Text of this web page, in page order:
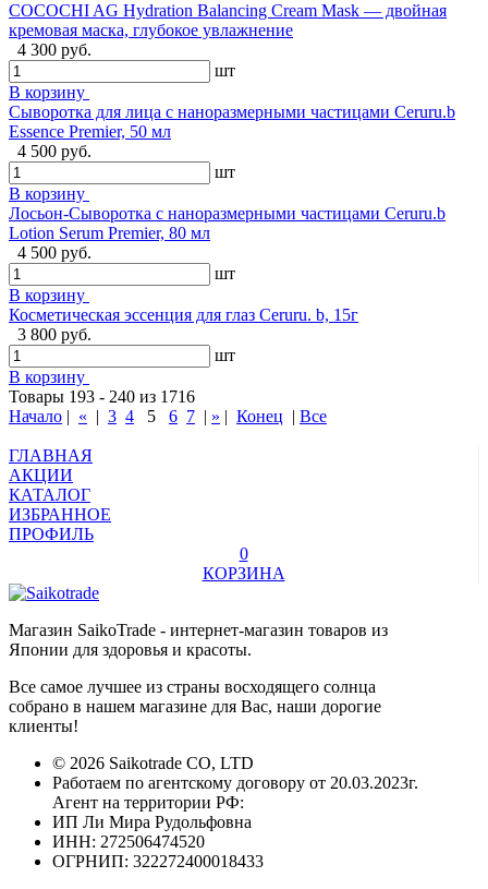
COCOCHI AG Hydration Balancing Cream Mask — двойная
кремовая маска, глубокое увлажнение
4 300 руб.
шт
В корзину
Сыворотка для лица с наноразмерными частицами Ceruru.b
Essence Premier, 50 мл
4 500 руб.
шт
В корзину
Лосьон-Сыворотка с наноразмерными частицами Ceruru.b
Lotion Serum Premier, 80 мл
4 500 руб.
шт
В корзину
Косметическая эссенция для глаз Ceruru. b, 15г
3 800 руб.
шт
В корзину
Товары 193 - 240 из 1716
Начало | « | 3 4 5 6 7 | » | Конец | Все
ГЛАВНАЯ
АКЦИИ
КАТАЛОГ
ИЗБРАННОЕ
ПРОФИЛЬ
0
КОРЗИНА
Магазин SaikoTrade - интернет-магазин товаров из
Японии для здоровья и красоты.
Все самое лучшее из страны восходящего солнца
собрано в нашем магазине для Вас, наши дорогие
клиенты!
© 2026 Saikotrade CO, LTD
Работаем по агентскому договору от 20.03.2023г.
Агент на территории РФ:
ИП Ли Мира Рудольфовна
ИНН: 272506474520
ОГРНИП: 322272400018433